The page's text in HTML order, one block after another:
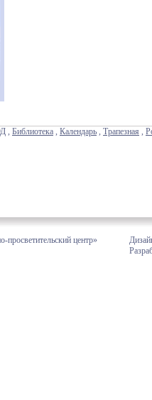
, Библиотека , Календарь , Трапезная ,
просветительский центр»